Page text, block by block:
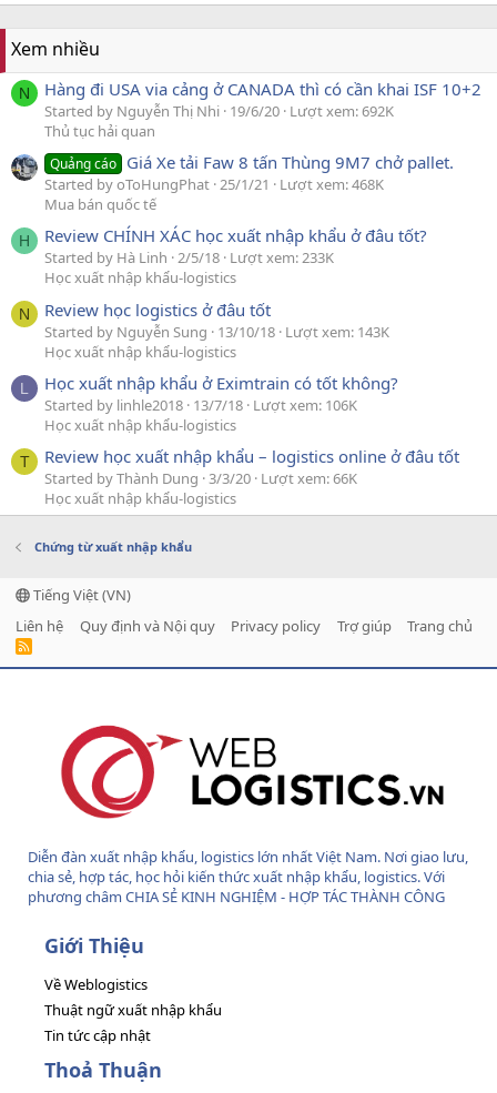
Xem nhiều
N Hàng đi USA via cảng ở CANADA thì có cần khai ISF 10+2
Started by Nguyễn Thị Nhi 19/6/20 Lượt xem: 692K
Thủ tục hải quan
Quảng cáo Giá Xe tải Faw 8 tấn Thùng 9M7 chở pallet.
Started by oToHungPhat 25/1/21
Lượt xem: 468K
Mua bán quốc tế
H Review CHÍNH XÁC học xuất nhập khẩu ở đâu tốt?
Started by Hà Linh 2/5/18 Lượt xem: 233K
Học xuất nhập khẩu-logistics
N Review học logistics ở đâu tốt
Started by Nguyễn Sung 13/10/18 Lượt xem: 143K
Học xuất nhập khẩu-logistics
L Học xuất nhập khẩu ở Eximtrain có tốt không?
Started by linhle2018 13/7/18 Lượt xem: 106K
Học xuất nhập khẩu-logistics
T Review học xuất nhập khẩu – logistics online ở đâu tốt
Started by Thành Dung 3/3/20 Lượt xem: 66K
Học xuất nhập khẩu-logistics
Chứng từ xuất nhập khẩu
Tiếng Việt (VN)
Liên hệ
Quy định và Nội quy Privacy policy Trợ giúp Trang chủ
R
Diễn đàn xuất nhập khẩu, logistics lớn nhất Việt Nam. Nơi giao lưu,
chia sẻ, hợp tác, học hỏi kiến thức xuất nhập khẩu, logistics. Với
phương châm CHIA SẺ KINH NGHIỆM - HỢP TÁC THÀNH CÔNG
Giới Thiệu
Về Weblogistics
Thuật ngữ xuất nhập khẩu
Tin tức cập nhật
Thoả Thuận